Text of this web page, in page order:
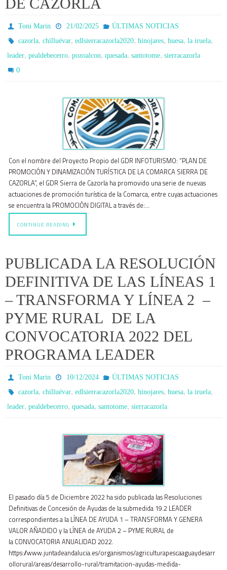
Toni Marin 21/02/2025
ÚLTIMAS NOTICIAS
cazorla,chilluévar,edlsierracazorla2020,hinojares,huesa,la iruela,
leader, pealdebecerro, pozoalcon, quesada, santotome, sierracazorla
0
Con el nombre del Proyecto Propio del GDR INFOTURISMO: “PLAN DE
PROMOCIÓN Y DINAMIZACIÓN TURÍSTICA DE LA COMARCA SIERRA DE
CAZORLA”, el GDR Sierra de Cazorla ha promovido una serie de nuevas
actuaciones de promoción turística de la Comarca, entre cuyas actuaciones
se encuentra la PROMOCIÓN DIGITAL a través de:…
CONTINUE READING
PUBLICADA LA RESOLUCIÓN
DEFINITIVA DE LAS LÍNEAS 1
– TRANSFORMA Y LÍNEA 2 –
PYME RURAL DE LA
CONVOCATORIA 2022 DEL
PROGRAMA LEADER
Toni Marin 10/12/2024
ÚLTIMAS NOTICIAS
cazorla,chilluévar,edlsierracazorla2020,hinojares,huesa,la iruela,
leader, pealdebecerro, quesada, santotome, sierracazorla
El pasado día 5 de Diciembre 2022 ha sido publicada las Resoluciones
Definitivas de Concesión de Ayudas de la submedida 19.2 LEADER
correspondientes a la LÍNEA DE AYUDA 1 – TRANSFORMA Y GENERA
VALOR AÑADIDO y la LÍNEA de AYUDA 2 – PYME RURAL de
la CONVOCATORIA ANUALIDAD 2022.
https://www.juntadeandalucia.es/organismos/agriculturapescaaguaydesarr
ollorural/areas/desarrollo-rural/tramitacion-ayudas-medida-